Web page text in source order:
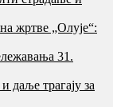
жртве „Олује“:
31.
даље трагају за